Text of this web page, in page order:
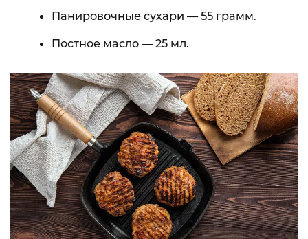
Панировочные сухари — 55 грамм.
Постное масло — 25 мл.